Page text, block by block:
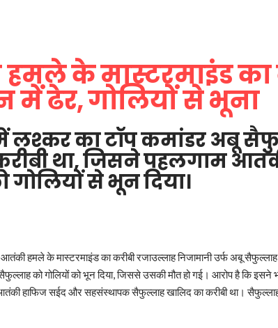
के मास्टरमाइंड
में ढेर, गोलियों से भूना
लश्कर का टॉप कमांडर अबू
था, जिसने पहलगाम
से भून दिया।
हमले के मास्टरमाइंड का करीबी रजाउल्लाह निजामानी उर्फ अबू सैफुल्लाह
को गोलियों को भून दिया, जिससे उसकी मौत हो गई। आरोप है कि
हाफिज सईद और सहसंस्थापक सैफुल्लाह खालिद का करीबी था।